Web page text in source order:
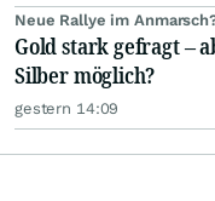
Neue Rallye im
Gold stark gefragt –
Silber möglich?
gestern 14:09